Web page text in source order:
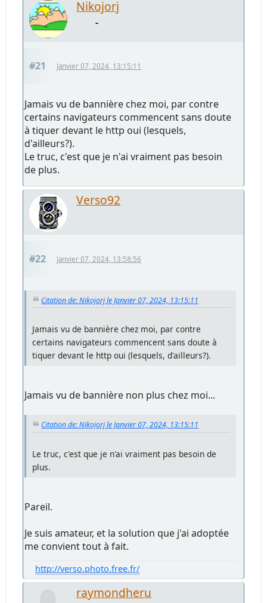
Nikojorj
-
#21 Janvier 07, 2024, 13:15:11
Jamais vu de bannière chez moi, par contre
certains navigateurs commencent sans doute
à tiquer devant le http oui (lesquels,
d'ailleurs?).
Le truc, c'est que je n'ai vraiment pas besoin
de plus.
Verso92
#22 Janvier 07, 2024, 13:58:56
Citation de: Nikojorj le Janvier 07, 2024, 13:15:11
Jamais vu de bannière chez moi, par contre
certains navigateurs commencent sans doute à
tiquer devant le http oui (lesquels, d'ailleurs?).
Jamais vu de bannière non plus chez moi...
Citation de: Nikojorj le Janvier 07, 2024, 13:15:11
Le truc, c'est que je n'ai vraiment pas besoin de
plus.
Pareil.
Je suis amateur, et la solution que j'ai adoptée
me convient tout à fait.
http://verso.photo.free.fr/
raymondheru